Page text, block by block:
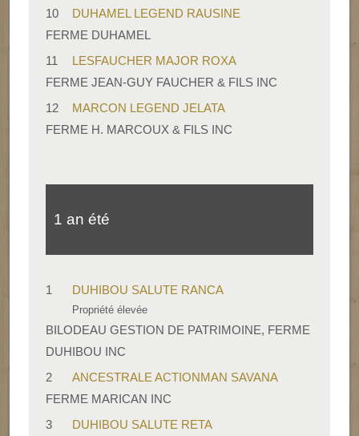
10
DUHAMEL LEGEND RAUSINE
FERME DUHAMEL
11
LESFAUCHER MAJOR ROXA
FERME JEAN-GUY FAUCHER & FILS INC
12
MARCON LEGEND JELATA
FERME H. MARCOUX & FILS INC
1 an été
1 DUHIBOU SALUTE RANCA
Propriété élevée
BILODEAU GESTION DE PATRIMOINE, FERME
DUHIBOU INC
2
ANCESTRALE ACTIONMAN SAVANA
FERME MARICAN INC
3
DUHIBOU SALUTE RETA